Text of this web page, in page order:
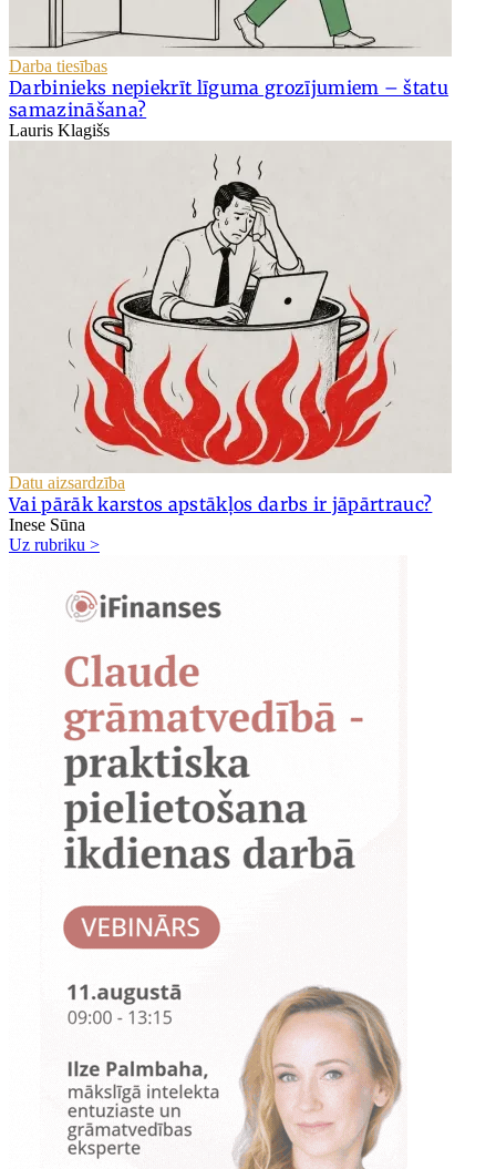
Darba tiesības
Darbinieks nepiekrīt līguma grozījumiem – štatu
samazināšana?
Lauris Klagišs
Datu aizsardzība
Vai pārāk karstos apstākļos darbs ir jāpārtrauc?
Inese Sūna
Uz rubriku >